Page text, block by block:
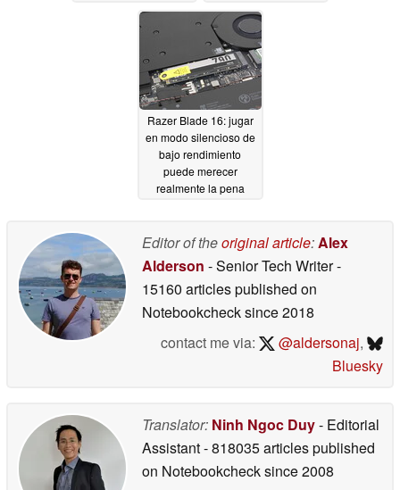
significativamente
Razer Blade 16: jugar
en modo silencioso de
bajo rendimiento
puede merecer
realmente la pena
Editor of theoriginal article:Alex
Alderson - Senior Tech Writer-
15160 articles published on
Notebookchecksince 2018
contact me via:
@aldersonaj,
Bluesky
Translator: Ninh Ngoc Duy- Editorial
Assistant- 818035 articles published
on Notebookchecksince 2008